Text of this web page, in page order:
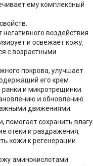
ему комплексный
воздействия
и освежает кожу,
с возрастными
покрова, улучшает
его крем
и микротрещинки.
и обновлению.
движениями.
помогает сохранить влагу
отеки и раздражения,
кожи к регенерации.
аминокислотами.